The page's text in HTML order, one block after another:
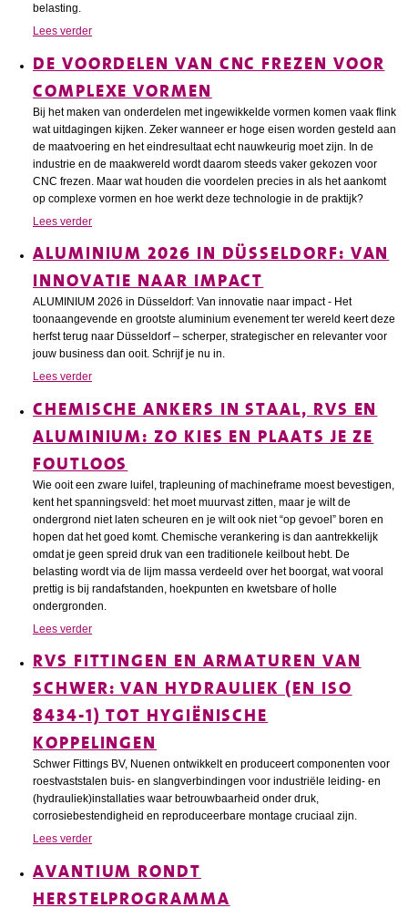
belasting.
Lees verder
DE VOORDELEN VAN CNC FREZEN VOOR
COMPLEXE VORMEN
Bij het maken van onderdelen met ingewikkelde vormen komen vaak flink
wat uitdagingen kijken. Zeker wanneer er hoge eisen worden gesteld aan
de maatvoering en het eindresultaat echt nauwkeurig moet zijn. In de
industrie en de maakwereld wordt daarom steeds vaker gekozen voor
CNC frezen. Maar wat houden die voordelen precies in als het aankomt
op complexe vormen en hoe werkt deze technologie in de praktijk?
Lees verder
ALUMINIUM 2026 IN DÜSSELDORF: VAN
INNOVATIE NAAR IMPACT
ALUMINIUM 2026 in Düsseldorf: Van innovatie naar impact - Het
toonaangevende en grootste aluminium evenement ter wereld keert deze
herfst terug naar Düsseldorf – scherper, strategischer en relevanter voor
jouw business dan ooit. Schrijf je nu in.
Lees verder
CHEMISCHE ANKERS IN STAAL, RVS EN
ALUMINIUM: ZO KIES EN PLAATS JE ZE
FOUTLOOS
Wie ooit een zware luifel, trapleuning of machineframe moest bevestigen,
kent het spanningsveld: het moet muurvast zitten, maar je wilt de
ondergrond niet laten scheuren en je wilt ook niet “op gevoel” boren en
hopen dat het goed komt. Chemische verankering is dan aantrekkelijk
omdat je geen spreid druk van een traditionele keilbout hebt. De
belasting wordt via de lijm massa verdeeld over het boorgat, wat vooral
prettig is bij randafstanden, hoekpunten en kwetsbare of holle
ondergronden.
Lees verder
RVS FITTINGEN EN ARMATUREN VAN
SCHWER: VAN HYDRAULIEK (EN ISO
8434-1) TOT HYGIËNISCHE
KOPPELINGEN
Schwer Fittings BV, Nuenen ontwikkelt en produceert componenten voor
roestvaststalen buis- en slangverbindingen voor industriële leiding- en
(hydrauliek)installaties waar betrouwbaarheid onder druk,
corrosiebestendigheid en reproduceerbare montage cruciaal zijn.
Lees verder
AVANTIUM RONDT
HERSTELPROGRAMMA